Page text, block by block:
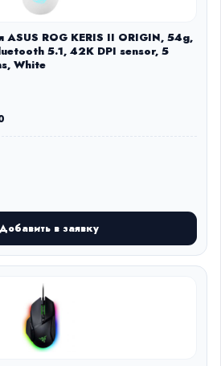
ROG KERIS II ORIGIN, 54g,
5.1, 42K DPI sensor, 5
White
Добавить в заявку